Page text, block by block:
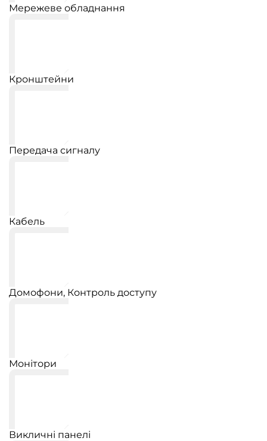
Мережеве обладнання
Кронштейни
Передача сигналу
Кабель
Домофони, Контроль доступу
Монітори
Викличні панелі